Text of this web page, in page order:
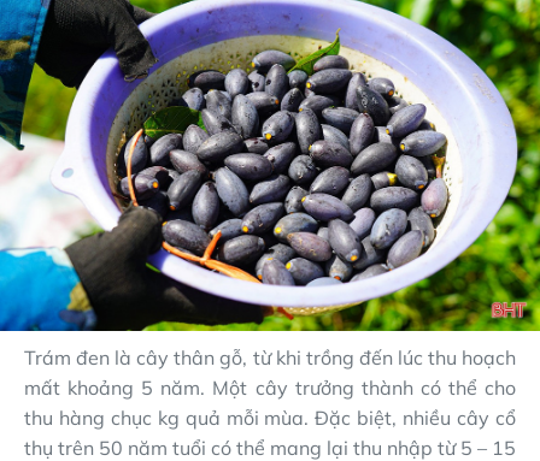
Trám đen là cây thân gỗ, từ khi trồng đến lúc thu hoạch
mất khoảng 5 năm. Một cây trưởng thành có thể cho
thu hàng chục kg quả mỗi mùa. Đặc biệt, nhiều cây cổ
thụ trên 50 năm tuổi có thể mang lại thu nhập từ 5 – 15